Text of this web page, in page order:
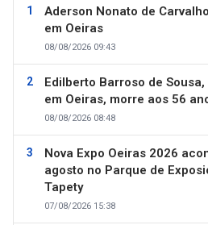
Aderson Nonato de
em Oeiras
08/08/2026 09:43
Edilberto Barroso de
em Oeiras, morre aos 56
08/08/2026 08:48
Nova Expo Oeiras 2026
agosto no Parque de
Tapety
07/08/2026 15:38